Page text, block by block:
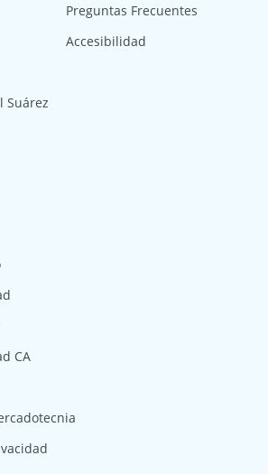
Suárez
Preguntas Frecuentes
Accesibilidad
CA